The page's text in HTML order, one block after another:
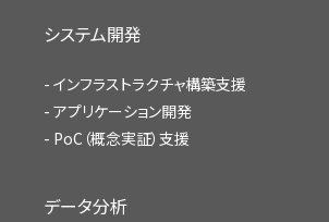
システム開発
インフラストラクチャ構築支援
アプリケーション開発
PoC（概念実証）支援
データ分析